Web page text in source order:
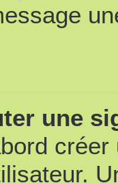
une